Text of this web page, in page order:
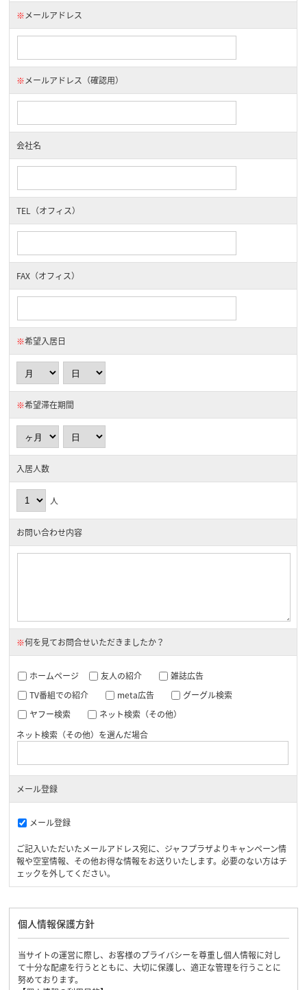
※メールアドレス
※メールアドレス（確認用）
会社名
TEL（オフィス）
FAX（オフィス）
※希望入居日
※希望滞在期間
入居人数
人
お問い合わせ内容
※何を見てお問合せいただきましたか？
ホームページ 友人の紹介
雑誌広告
TV番組での紹介
meta広告
グーグル検索
ヤフー検索
ネット検索（その他）
ネット検索（その他）を選んだ場合
メール登録
メール登録
ご記入いただいたメールアドレス宛に、ジャフプラザよりキャンペーン情
報や空室情報、その他お得な情報をお送りいたします。必要のない方はチ
ェックを外してください。
個人情報保護方針
当サイトの運営に際し、お客様のプライバシーを尊重し個人情報に対し
て十分な配慮を行うとともに、大切に保護し、適正な管理を行うことに
努めております。